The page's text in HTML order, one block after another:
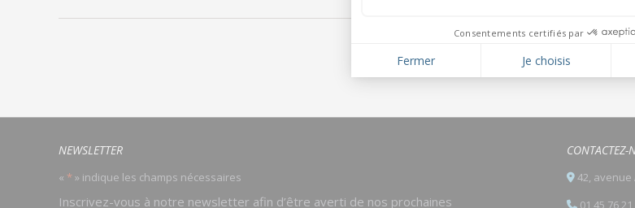
NEWSLETTER
« *» indique les champs nécessaires
*
Inscrivez-vous à notre newsletter afin d’être averti de nos prochaines
CONTACTEZ-
42, avenue
01 45 76